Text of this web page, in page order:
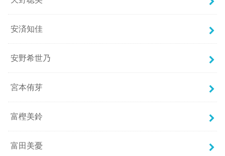
安済知佳
安野希世乃
宮本侑芽
富樫美鈴
富田美憂